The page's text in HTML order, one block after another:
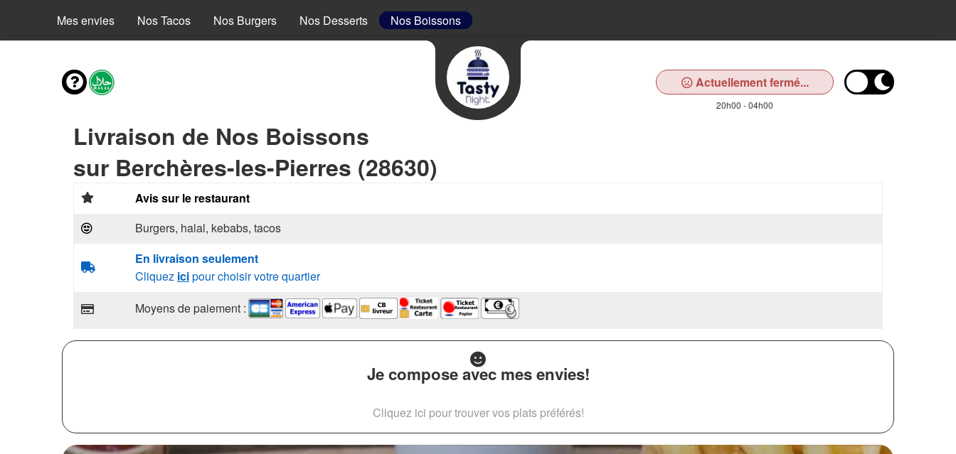
Mes envies Nos Tacos Nos Burgers Nos Desserts Nos Boissons
Actuellement fermé...
20h00 - 04h00
Livraison de Nos Boissons
sur Berchères-les-Pierres (28630)
Avis sur le restaurant
Burgers, halal, kebabs, tacos
En livraison seulement
Cliquez icipour choisir votre quartier
Moyens de paiement :
Je compose avec mes envies!
Cliquez ici pour trouver vos plats préférés!